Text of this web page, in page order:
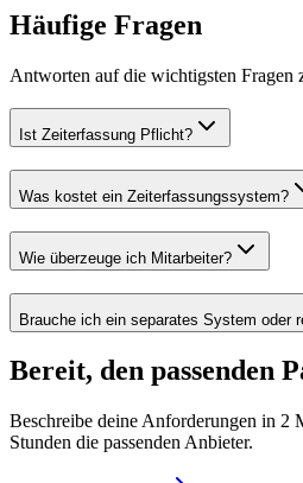
Häufige Fragen
Antworten auf die wichtigsten Fragen
Ist Zeiterfassung Pflicht?
Was kostet ein Zeiterfassungssystem?
Wie überzeuge ich Mitarbeiter?
Brauche ich ein separates System oder
Bereit, den passenden
Beschreibe deine Anforderungen in
Stunden die passenden Anbieter.